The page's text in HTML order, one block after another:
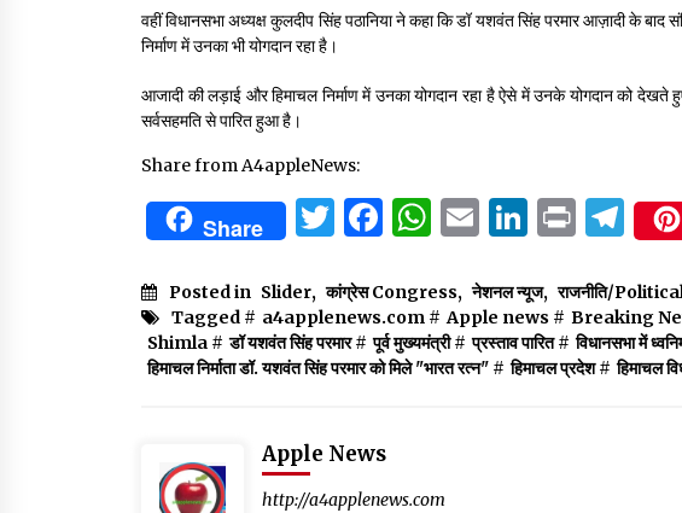
वहीं विधानसभा अध्यक्ष कुलदीप सिंह पठानिया ने कहा कि डॉ यशवंत सिंह परमार आज़ादी के
निर्माण में उनका भी योगदान रहा है।
आजादी की लड़ाई और हिमाचल निर्माण में उनका योगदान रहा है ऐसे में उनके योगदान को देखते
सर्वसहमति से पारित हुआ है।
Share from A4appleNews:
Share Twitter
Facebook
WhatsApp
EmailPrint
Posted in Slider, कांग्रेस Congress, नेशनल न्यूज, राजनीति/
Tagged # a4applenews.com # Apple news # Breaking
Shimla # डॉ यशवंत सिंह परमार# पूर्व मुख्यमंत्री# प्रस्ताव पारित# विधानसभा में
हिमाचल निर्माता डॉ. यशवंत सिंह परमार को मिले "भारत रत्न" # हिमाचल प्रदेश# हिमाचल
Apple News
http://a4applenews.com